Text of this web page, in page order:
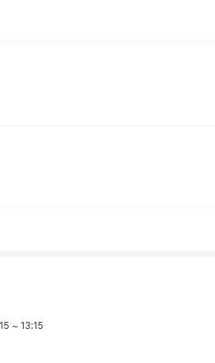
~ 13:15